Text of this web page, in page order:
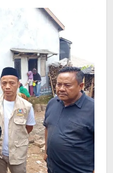
Rumah
dari
Pandeglang